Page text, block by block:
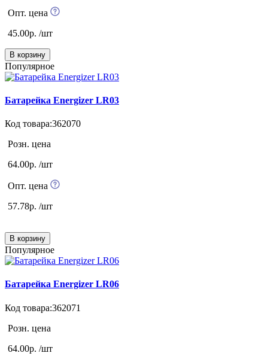
Опт. цена
45.00р. /шт
В корзину
Популярное
Батарейка Energizer LR03
Код товара:362070
Розн. цена
64.00р. /шт
Опт. цена
57.78р. /шт
В корзину
Популярное
Батарейка Energizer LR06
Код товара:362071
Розн. цена
64.00р. /шт